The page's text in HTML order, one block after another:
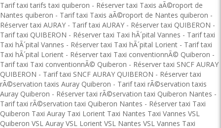
Tarif taxi tarifs taxi quiberon - Réserver taxi Taxis aÃ©roport de
Nantes quiberon - Tarif taxi Taxis aÃ©roport de Nantes quiberon -
Réserver taxi AURAY - Tarif taxi AURAY - Réserver taxi QUIBERON -
Tarif taxi QUIBERON - Réserver taxi Taxi hÃ´pital Vannes - Tarif taxi
Taxi hÃ´pital Vannes - Réserver taxi Taxi hÃ´pital Lorient - Tarif taxi
Taxi hÃ´pital Lorient - Réserver taxi Taxi conventionnÃ© Quiberon -
Tarif taxi Taxi conventionnÃ© Quiberon - Réserver taxi SNCF AURAY
QUIBERON - Tarif taxi SNCF AURAY QUIBERON - Réserver taxi
rÃ©servation taxis Auray Quiberon - Tarif taxi rÃ©servation taxis
Auray Quiberon - Réserver taxi rÃ©servation taxi Quiberon Nantes -
Tarif taxi rÃ©servation taxi Quiberon Nantes - Réserver taxi Taxi
Quiberon Taxi Auray Taxi Lorient Taxi Nantes Taxi Vannes VSL
Quiberon VSL Auray VSL Lorient VSL Nantes VSL Vannes Taxi